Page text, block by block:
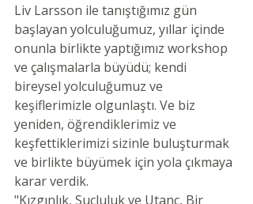
Liv Larsson ile tanıştığımız gün
başlayan yolculuğumuz, yıllar içinde
onunla birlikte yaptığımız workshop
ve çalışmalarla büyüdü; kendi
bireysel yolculuğumuz ve
keşiflerimizle olgunlaştı. Ve biz
yeniden, öğrendiklerimiz ve
keşfettiklerimizi sizinle buluşturmak
ve birlikte büyümek için yola çıkmaya
karar verdik.
"Kızgınlık, Suçluluk ve Utanç, Bir